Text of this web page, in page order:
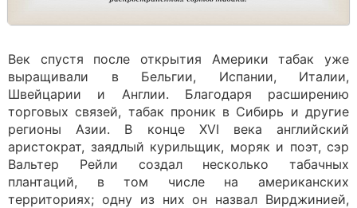
Век спустя после открытия Америки табак уже
выращивали в Бельгии, Испании, Италии,
Швейцарии и Англии. Благодаря расширению
торговых связей, табак проник в Сибирь и другие
регионы Азии. В конце XVI века английский
аристократ, заядлый курильщик, моряк и поэт, сэр
Вальтер Рейли создал несколько табачных
плантаций, в том числе на американских
территориях; одну из них он назвал Вирджинией,